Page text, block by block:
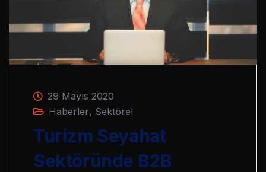
29 Mayıs 2020
Haberler, Sektörel
Turizm Seyahat
Sektöründe B2B